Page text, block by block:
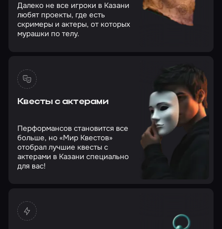
Далеко не все игроки в Казани
любят проекты, где есть
скримеры и актеры, от которых
мурашки по телу.
Квесты с актерами
Перформансов становится все
больше, но «Мир Квестов»
отобрал лучшие квесты с
актерами в Казани специально
для вас!